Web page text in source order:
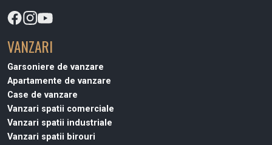
VANZARI
Garsoniere de vanzare
Apartamente de vanzare
Case de vanzare
Vanzari spatii comerciale
Vanzari spatii industriale
Vanzari spatii birouri